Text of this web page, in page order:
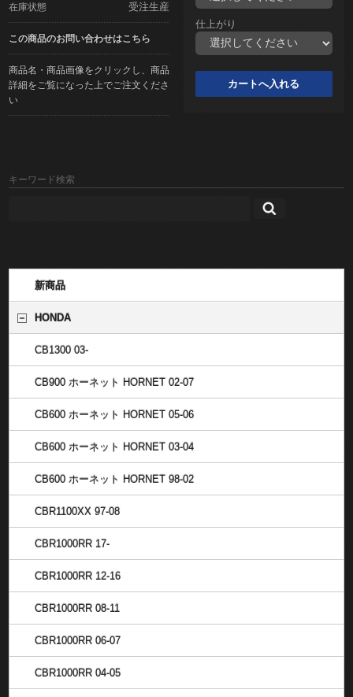
在庫状態 受注生産
この商品のお問い合わせはこちら
商品名・商品画像をクリックし、商品
詳細をご覧になった上でご注文くださ
い
仕上がり
キーワード検索
新商品
HONDA
CB1300 03-
CB900 ホーネット HORNET 02-07
CB600 ホーネット HORNET 05-06
CB600 ホーネット HORNET 03-04
CB600 ホーネット HORNET 98-02
CBR1100XX 97-08
CBR1000RR 17-
CBR1000RR 12-16
CBR1000RR 08-11
CBR1000RR 06-07
CBR1000RR 04-05